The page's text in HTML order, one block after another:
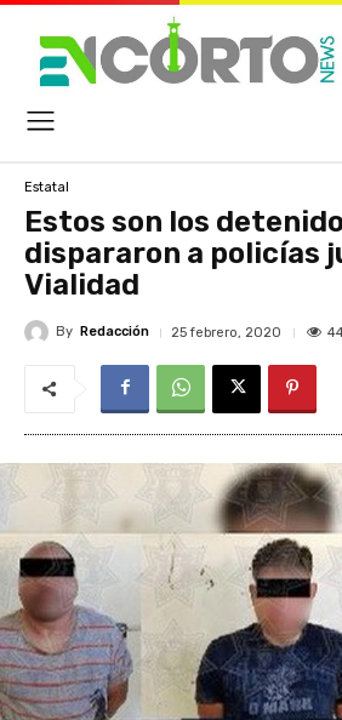
Estatal
Estos son los
dispararon a policías
Vialidad
By Redacción 25 febrero, 2020